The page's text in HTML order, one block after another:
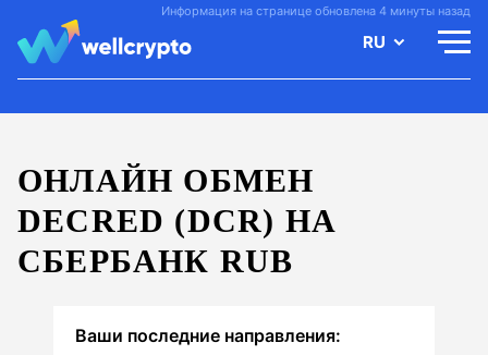
Информация на странице обновлена 4 минуты назад
RU
ОНЛАЙН ОБМЕН
DECRED (DCR) НА
СБЕРБАНК RUB
Ваши последние направления: